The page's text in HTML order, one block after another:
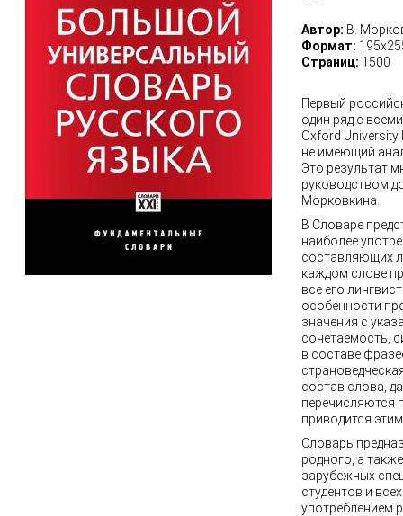
Автор: В.
Формат:
Страниц: 1500
Первый
один ряд с
Oxford
не имеющий
Это результат
руководством
Морковкина.
В Словаре
наиболее
составляющих
каждом слове
все его
особенности
значения с
сочетаемость,
в составе
состав слова,
перечисляются
приводится
Словарь
родного, а
зарубежных
студентов и
употреблением